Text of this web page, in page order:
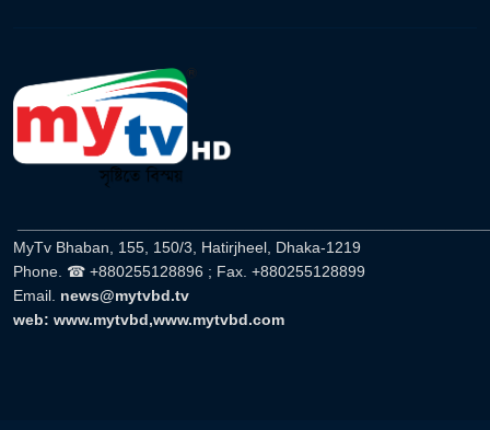
MyTv Bhaban, 155, 150/3, Hatirjheel, Dhaka-1219
Phone. ☎ +880255128896 ; Fax. +880255128899
Email. news@mytvbd.tv
web: www.mytvbd,www.mytvbd.com